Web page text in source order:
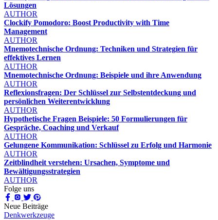
Lösungen
AUTHOR
Clockify Pomodoro: Boost Productivity with Time
Management
AUTHOR
Mnemotechnische Ordnung: Techniken und Strategien für
effektives Lernen
AUTHOR
Mnemotechnische Ordnung: Beispiele und ihre Anwendung
AUTHOR
Reflexionsfragen: Der Schlüssel zur Selbstentdeckung und
persönlichen Weiterentwicklung
AUTHOR
Hypothetische Fragen Beispiele: 50 Formulierungen für
Gespräche, Coaching und Verkauf
AUTHOR
Gelungene Kommunikation: Schlüssel zu Erfolg und Harmonie
AUTHOR
Zeitblindheit verstehen: Ursachen, Symptome und
Bewältigungsstrategien
AUTHOR
Folge uns
Neue Beiträge
Denkwerkzeuge